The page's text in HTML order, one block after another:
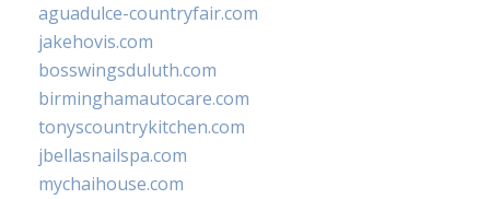
aguadulce-countryfair.com
jakehovis.com
bosswingsduluth.com
birminghamautocare.com
tonyscountrykitchen.com
jbellasnailspa.com
mychaihouse.com